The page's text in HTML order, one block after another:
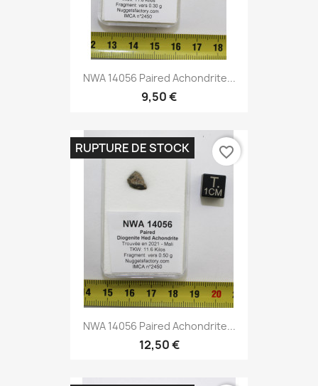
NWA 14056 Paired Achondrite...
9,50 €
NWA 14056 Paired Achondrite...
12,50 €
RUPTURE DE STOCK favorite_border